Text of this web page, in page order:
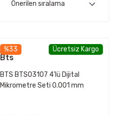
%33 Ücretsiz Kargo
Bts
BTS BTS03107 4’lü Dijital
Mikrometre Seti 0.001 mm